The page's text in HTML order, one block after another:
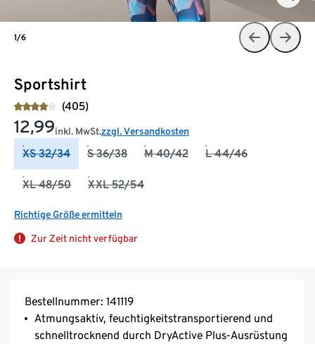
Sportshirt
(405)
12,99inkl. MwSt.zzgl. Versandkosten
XS 32/34 S 36/38 M 40/42 L 44/46
XL 48/50 XXL 52/54
Richtige Größe ermitteln
Zur Zeit nicht verfügbar
1/6
Bestellnummer: 141119
Atmungsaktiv, feuchtigkeitstransportierend und
schnelltrocknend durch DryActive Plus-Ausrüstung